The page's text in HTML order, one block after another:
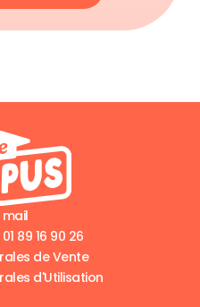
89 16 90 26
de Vente
d'Utilisation